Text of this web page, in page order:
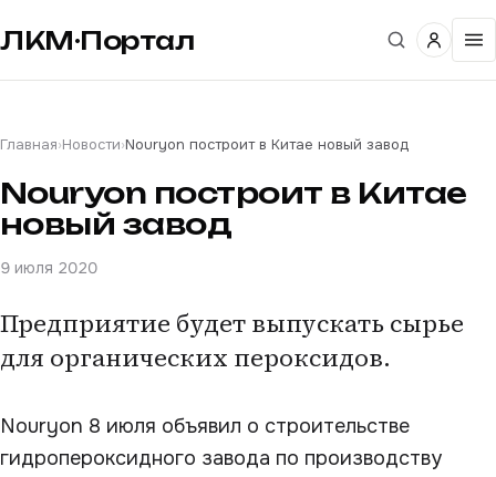
ЛКМ·Портал
Главная›Новости›Nouryon построит в Китае новый завод
Nouryon построит в Китае
новый завод
9 июля 2020
Предприятие будет выпускать сырье
для органических пероксидов.
Nouryon 8 июля объявил о строительстве
гидропероксидного завода по производству